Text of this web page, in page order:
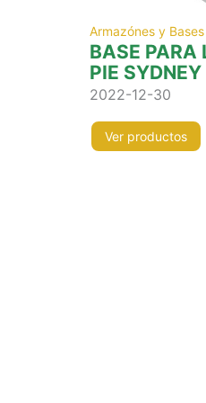
Armazónes y Bases
BASE PARA
PIE
2022-12-30
Ver productos